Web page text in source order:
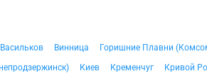
Васильков Винница Горишние Плавни
Киев Кременчуг Кривой